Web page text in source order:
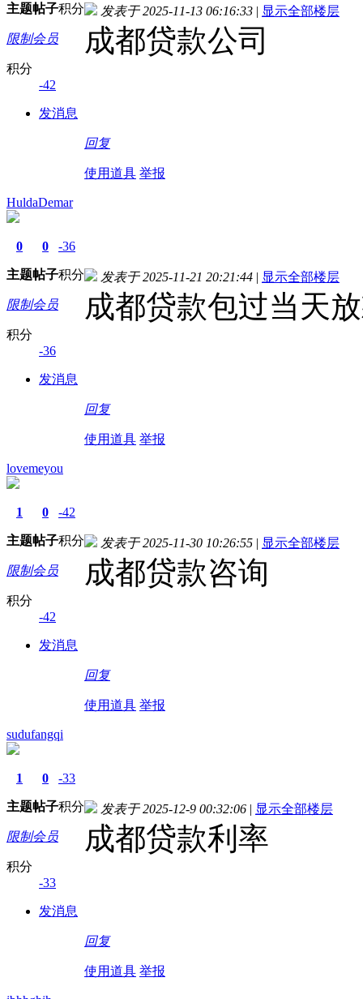
主题帖子积分
限制会员
积分
-42
发消息
发表于 2025-11-13 06:16:33 | 显示全部楼层
成都贷款公司
回复
使用道具 举报
HuldaDemar
0
主题
0
帖子
-36
积分
限制会员
积分
-36
发消息
发表于 2025-11-21 20:21:44 | 显示全部楼层
成都贷款包过当天
回复
使用道具 举报
lovemeyou
1
主题
0
帖子
-42
积分
限制会员
积分
-42
发消息
发表于 2025-11-30 10:26:55 | 显示全部楼层
成都贷款咨询
回复
使用道具 举报
sudufangqi
1
主题
0
帖子
-33
积分
限制会员
积分
-33
发消息
发表于 2025-12-9 00:32:06 | 显示全部楼层
成都贷款利率
回复
使用道具 举报